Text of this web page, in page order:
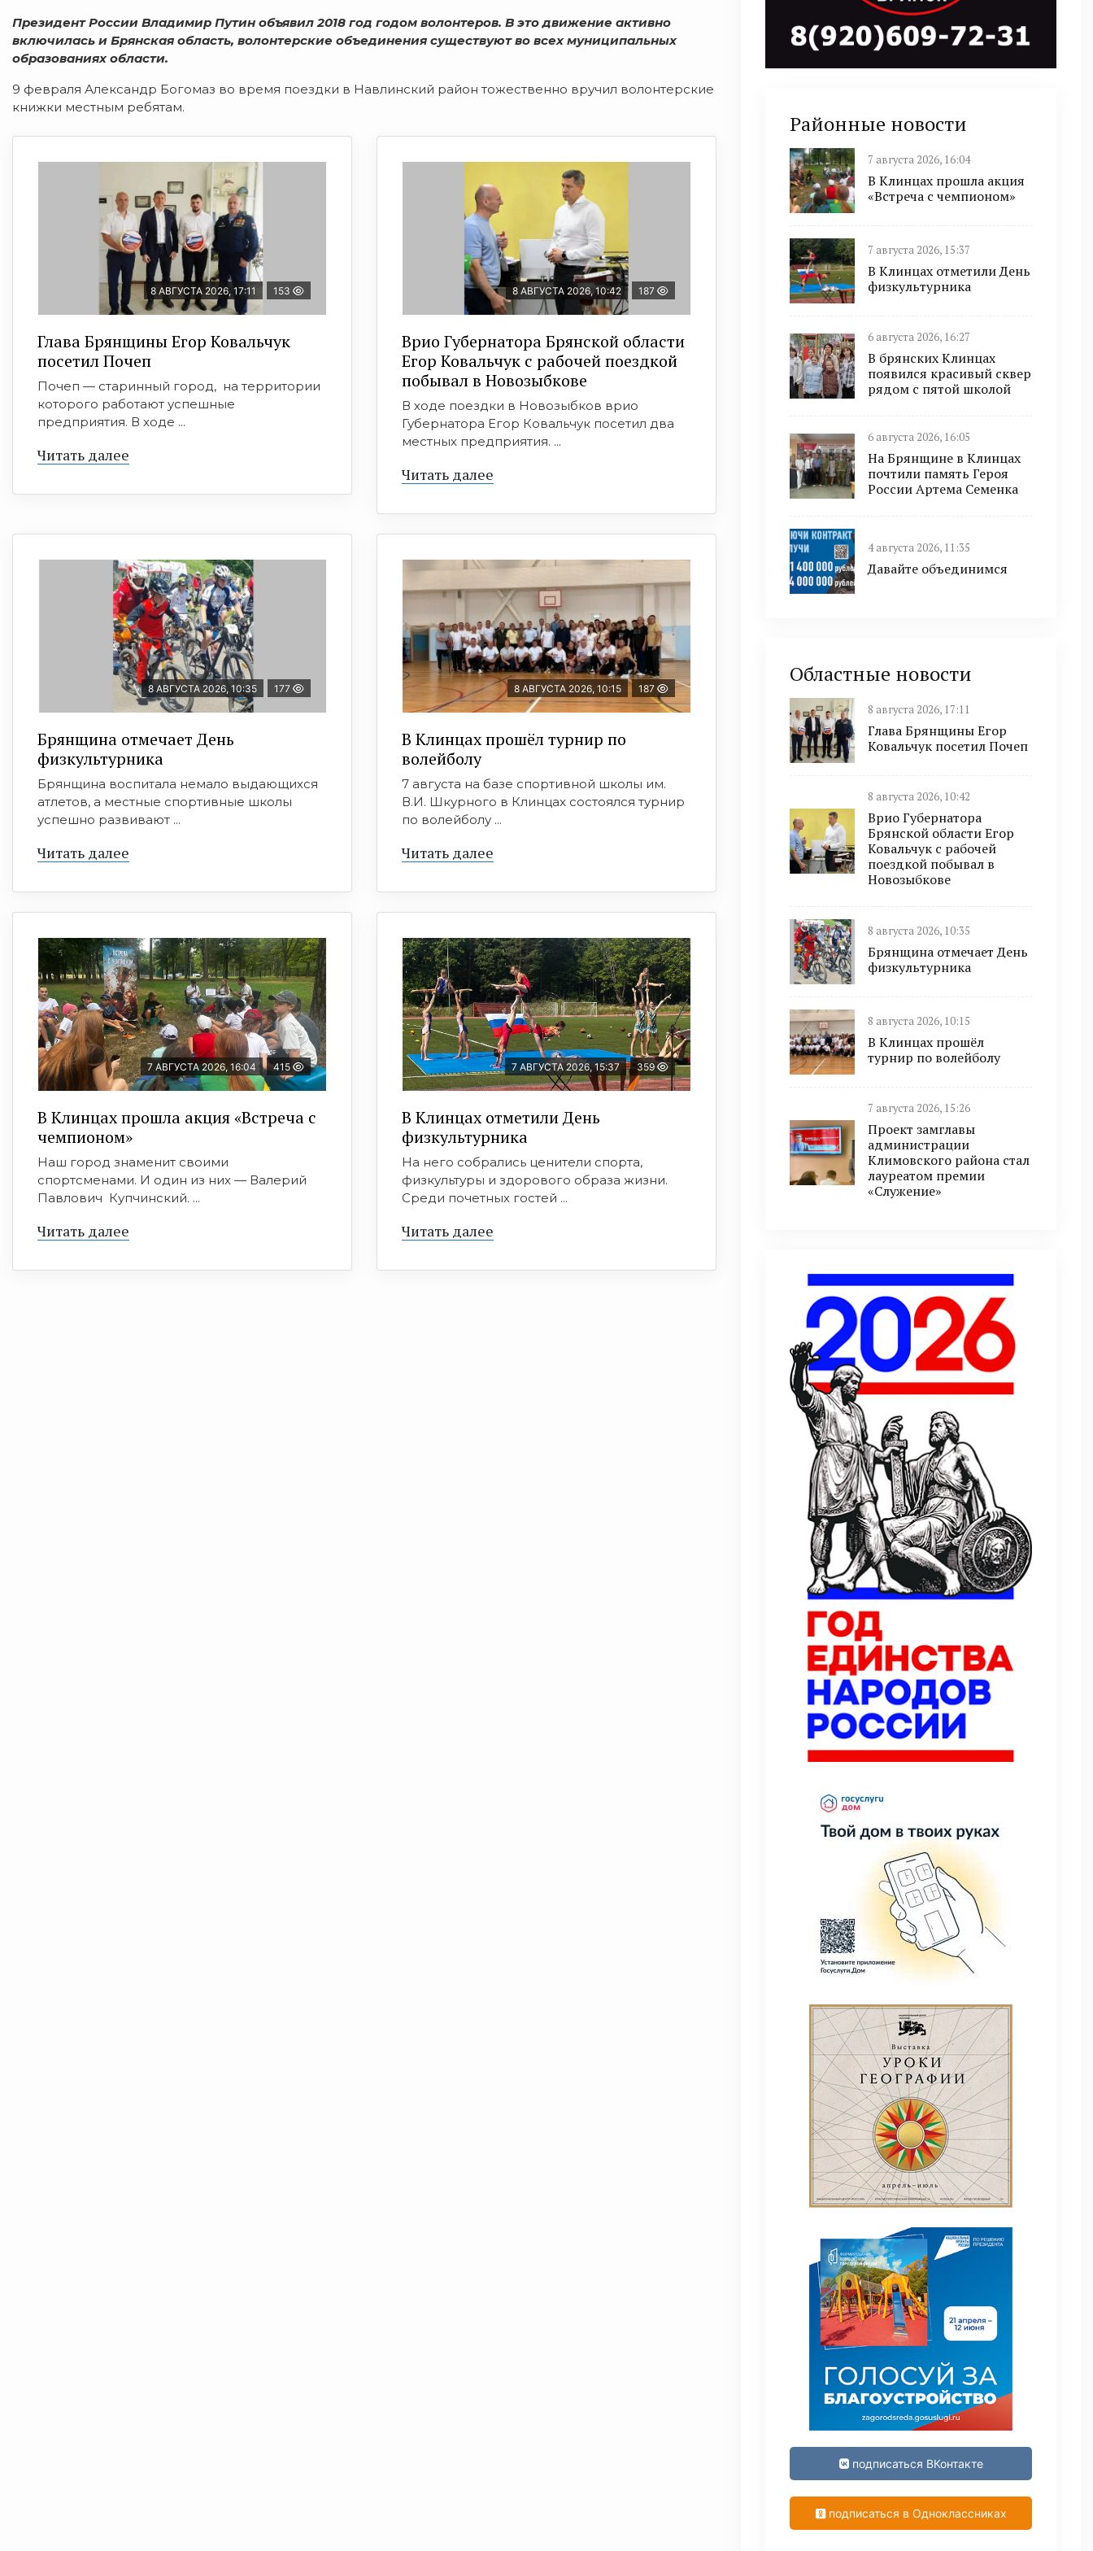
Президент России Владимир Путин объявил 2018 год годом волонтеров. В это движение активно
включилась и Брянская область, волонтерские объединения существуют во всех муниципальных
образованиях области.
9 февраля Александр Богомаз во время поездки в Навлинский район тожественно вручил волонтерские
книжки местным ребятам.
8 АВГУСТА 2026, 17:11 153
Глава Брянщины Егор Ковальчук
посетил Почеп
Почеп — старинный город, на территории
которого работают успешные
предприятия. В ходе ...
Читать далее
8 АВГУСТА 2026, 10:42 187
Врио Губернатора Брянской области
Егор Ковальчук с рабочей поездкой
побывал в Новозыбкове
В ходе поездки в Новозыбков врио
Губернатора Егор Ковальчук посетил два
местных предприятия. ...
Читать далее
8 АВГУСТА 2026, 10:35 177
Брянщина отмечает День
физкультурника
Брянщина воспитала немало выдающихся
атлетов, а местные спортивные школы
успешно развивают ...
Читать далее
8 АВГУСТА 2026, 10:15 187
В Клинцах прошёл турнир по
волейболу
7 августа на базе спортивной школы им.
В.И. Шкурного в Клинцах состоялся турнир
по волейболу ...
Читать далее
7 АВГУСТА 2026, 16:04 415
В Клинцах прошла акция «Встреча с
чемпионом»
Наш город знаменит своими
спортсменами. И один из них — Валерий
Павлович Купчинский. ...
Читать далее
7 АВГУСТА 2026, 15:37 359
В Клинцах отметили День
физкультурника
На него собрались ценители спорта,
физкультуры и здорового образа жизни.
Среди почетных гостей ...
Читать далее
Районные новости
7 августа 2026, 16:04
В Клинцах прошла акция
«Встреча с чемпионом»
7 августа 2026, 15:37
В Клинцах отметили День
физкультурника
6 августа 2026, 16:27
В брянских Клинцах
появился красивый сквер
рядом с пятой школой
6 августа 2026, 16:05
На Брянщине в Клинцах
почтили память Героя
России Артема Семенка
4 августа 2026, 11:35
Давайте объединимся
Областные новости
8 августа 2026, 17:11
Глава Брянщины Егор
Ковальчук посетил Почеп
8 августа 2026, 10:42
Врио Губернатора
Брянской области Егор
Ковальчук с рабочей
поездкой побывал в
Новозыбкове
8 августа 2026, 10:35
Брянщина отмечает День
физкультурника
8 августа 2026, 10:15
В Клинцах прошёл
турнир по волейболу
7 августа 2026, 15:26
Проект замглавы
администрации
Климовского района стал
лауреатом премии
«Служение»
подписаться ВКонтакте
подписаться в Одноклассниках